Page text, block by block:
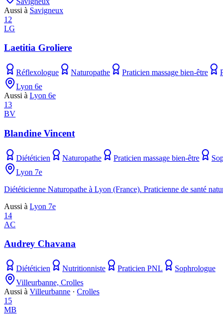
Aussi à Savigneux
12
LG
Laetitia Groliere
Réflexologue Naturopathe Praticien massage bien-être
Lyon 6e
Aussi à Lyon 6e
13
BV
Blandine Vincent
Diététicien Naturopathe Praticien massage bien-être
Lyon 7e
Diététicienne Naturopathe à Lyon (France). Praticienne de santé
Aussi à Lyon 7e
14
AC
Audrey Chavana
Diététicien Nutritionniste Praticien PNL
Sophrologue
Villeurbanne, Crolles
Aussi à Villeurbanne · Crolles
15
MB